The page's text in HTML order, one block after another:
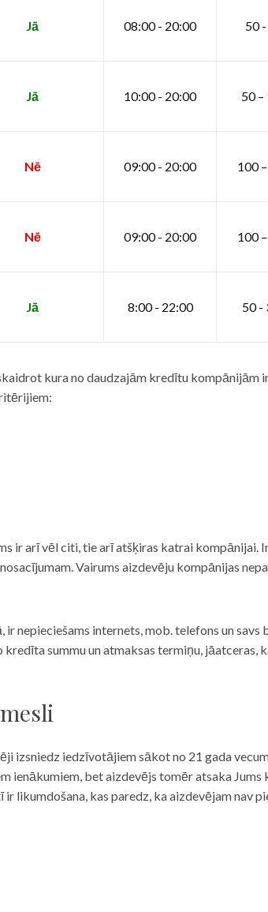
Jā 08:00 - 20:00 50
Jā 10:00 - 20:00 50 –
Nē 09:00 - 20:00 100
Nē 09:00 - 20:00 100
Jā 8:00 - 22:00 50 -
kura no daudzajām kredītu kompānijām
ir arī vēl citi, tie arī atšķiras katrai kompānijai.
Vairums aizdevēju kompānijas
nepieciešams internets, mob. telefons un
summu un atmaksas termiņu,
izsniedz iedzīvotājiem sākot no 21 gada
ienākumiem, bet aizdevējs tomēr atsaka
likumdošana, kas paredz, ka aizdevējam nav